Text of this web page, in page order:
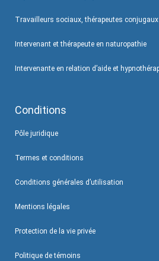
Travailleurs sociaux, thérapeutes
Intervenant et thérapeute en naturopathie
Intervenante en relation d’aide et
Conditions
Pôle juridique
Termes et conditions
Conditions générales d’utilisation
Mentions légales
Protection de la vie privée
Politique de témoins